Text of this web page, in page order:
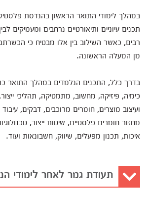
במהלך לימודי התואר הראשון בהנדסת
תכנים עיוניים ותיאורטיים נרחבים ומעמיקים
רבים, כאשר השילוב בין אלו מבטיח כי
מן המעלה הראשונה.
בדרך כלל, התכנים הנלמדים במהלך התואר
כימיה, פיזיקה, מחשוב, מתמטיקה, תהליכי
ועיצוב מוצרים, חומרים מרוכבים, דבקים,
מחזור חומרים פלסטיים, שיטות ייצור,
איכות, תכנון מפעלים, שיווק, חשבונאות ועוד.
תעודת גמר לאחר לימודי